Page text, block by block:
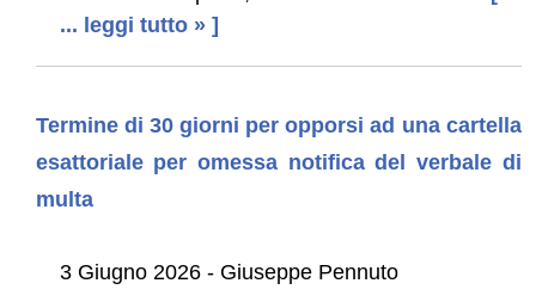
... leggi tutto » ]
Termine di 30 giorni per opporsi ad una cartella
esattoriale per omessa notifica del verbale di
multa
3 Giugno 2026 - Giuseppe Pennuto